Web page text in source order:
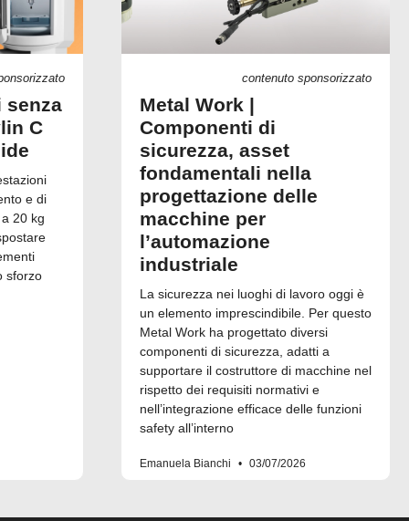
senza
C
e di
20 kg
sforzo
contenuto sponsorizzato
Metal Work |
Componenti di
sicurezza, asset
fondamentali nella
progettazione delle
macchine per
l’automazione
industriale
La sicurezza nei luoghi di lavoro oggi è
un elemento imprescindibile. Per questo
Metal Work ha progettato diversi
componenti di sicurezza, adatti a
supportare il costruttore di macchine nel
rispetto dei requisiti normativi e
nell’integrazione efficace delle funzioni
safety all’interno
Emanuela Bianchi 03/07/2026